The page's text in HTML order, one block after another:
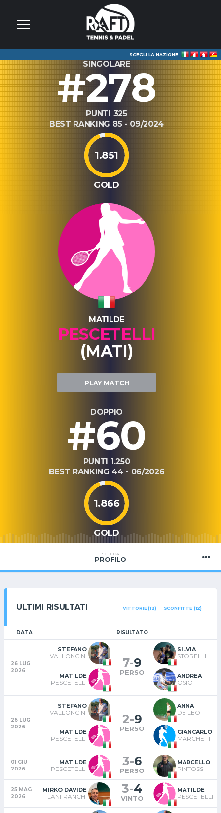
SCEGLI LA NAZIONE:
SINGOLARE
#278
PUNTI 325
BEST RANKING 85 - 09/2024
1.851
GOLD
MATILDE
PESCETELLI
(MATI)
PLAY MATCH
DOPPIO
#60
PUNTI 1.250
BEST RANKING 44 - 06/2026
1.866
GOLD
SCHEDA
PROFILO
ULTIMI RISULTATI VITTORIE (12) SCONFITTE (12)
DATA RISULTATO
26 LUG
2026
STEFANO
VALLONCINI
MATILDE
PESCETELLI
7-9
PERSO
SILVIA
STORELLI
ANDREA
OSIO
26 LUG
2026
STEFANO
VALLONCINI
MATILDE
PESCETELLI
2-9
PERSO
ANNA
DE LEO
GIANCARLO
MARCHETTI
01 GIU
2026
MATILDE
PESCETELLI
3-6
PERSO
MARCELLO
PINTOSSI
25 MAG
2026
MIRKO DAVIDE
LANFRANCHI
3-4
VINTO
MATILDE
PESCETELLI